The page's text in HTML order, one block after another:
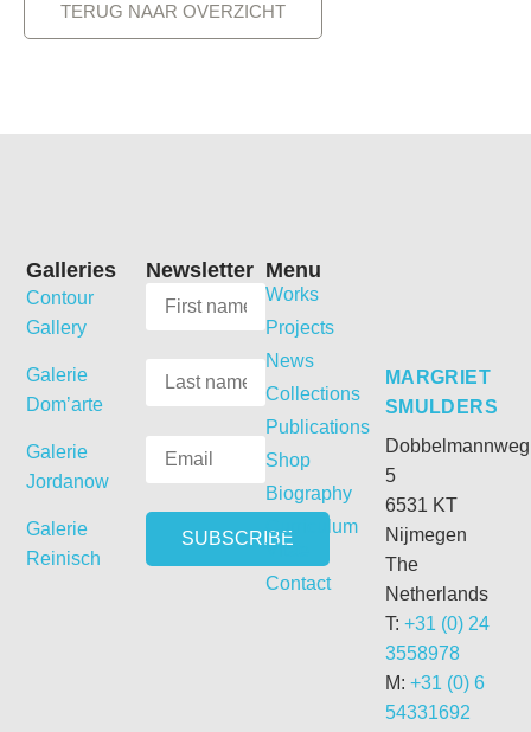
TERUG NAAR OVERZICHT
MARGRIET
SMULDERS
Dobbelmannweg
5
6531 KT
Nijmegen
The
Netherlands
T: +31 (0) 24
3558978
M: +31 (0) 6
54331692
Menu
Works
Projects
News
Collections
Publications
Shop
Biography
Curriculum
Vitae
Contact
Newsletter
Galleries
Contour
Gallery
Galerie
Dom’arte
Galerie
Jordanow
Galerie
Reinisch